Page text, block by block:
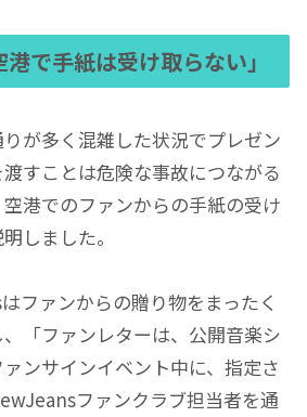
で手紙は受け取らない」
が多く混雑した状況でプレゼン
すことは危険な事故につながる
港でのファンからの手紙の受け
しました。
ファンからの贈り物をまったく
「ファンレターは、公開音楽シ
ンサインイベント中に、指定さ
ファンクラブ担当者を通